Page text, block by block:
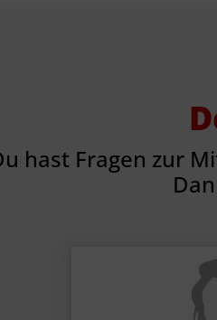
hast Fragen zur